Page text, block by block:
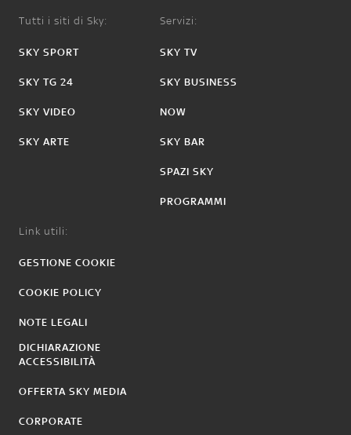
Tutti i siti di Sky:
SKY SPORT
SKY TG 24
SKY VIDEO
SKY ARTE
Servizi:
SKY TV
SKY BUSINESS
NOW
SKY BAR
SPAZI SKY
PROGRAMMI
Link utili:
GESTIONE COOKIE
COOKIE POLICY
NOTE LEGALI
DICHIARAZIONE
ACCESSIBILITÀ
OFFERTA SKY MEDIA
CORPORATE